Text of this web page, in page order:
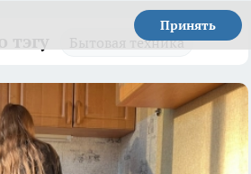
Принять
Бытовая техника